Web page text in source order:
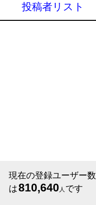
投稿者リスト
現在の登録ユーザー数
は810,640 人 です